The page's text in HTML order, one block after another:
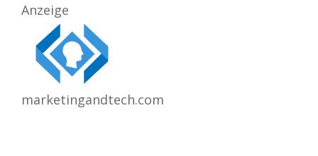
Anzeige
marketingandtech.com